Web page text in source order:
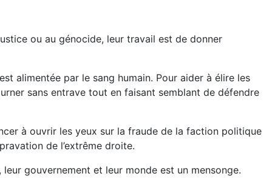
ou au génocide, leur travail est de donner
alimentée par le sang humain. Pour aider à élire les
sans entrave tout en faisant semblant de défendre
à ouvrir les yeux sur la fraude de la faction politique
de l’extrême droite.
gouvernement et leur monde est un mensonge.